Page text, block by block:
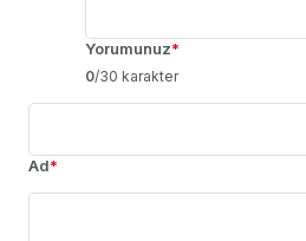
Yorumunuz*
0/30 karakter
Ad*